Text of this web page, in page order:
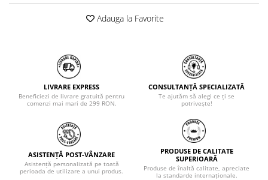
Adauga la Favorite
LIVRARE EXPRESS
Beneficiezi de livrare gratuită pentru
comenzi mai mari de 299 RON.
CONSULTANȚĂ SPECIALIZATĂ
Te ajutăm să alegi ce ți se
potrivește!
ASISTENȚĂ POST-VÂNZARE
Asistență personalizată pe toată
perioada de utilizare a unui produs.
PRODUSE DE CALITATE
SUPERIOARĂ
Produse de înaltă calitate, apreciate
la standarde internaționale.